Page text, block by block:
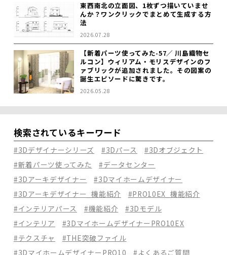
東西南北の立面図、1枚ずつ描いていませ
んか？ワンクリックでまとめて生成する方
法
2026.07.28
【新着パーツ使ってみた-57／ 川島織物セ
ルコン】ウィリアム・モリスデザインのフ
ァブリックが追加されました。その図案の
誕生エピソードに驚きです。
2026.05.28
検索されているキーワード
#3Dデザイナーシリーズ #3Dパース
#3Dオブジェクト
#新着パーツ使ってみた
#データセンター
#3Dアーキデザイナー
#3Dマイホームデザイナー
#3Dアーキデザイナー_機能紹介
#PRO10EX_機能紹介
#インテリアパース
#機能紹介
#3Dモデル
#インテリア
#3DマイホームデザイナーPRO10EX
#テクスチャ
#THE突破ファイル
#3DマイホームデザイナーPRO10
#よくあるご質問